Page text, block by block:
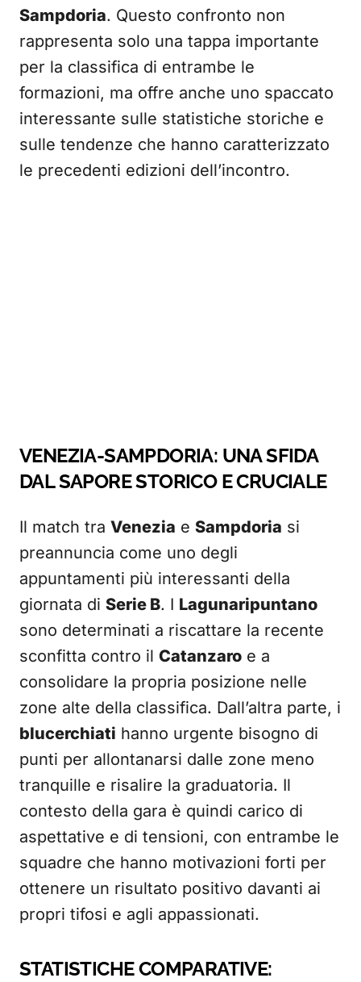
Sampdoria. Questo confronto non
rappresenta solo una tappa importante
per la classifica di entrambe le
formazioni, ma offre anche uno spaccato
interessante sulle statistiche storiche e
sulle tendenze che hanno caratterizzato
le precedenti edizioni dell’incontro.
VENEZIA-SAMPDORIA: UNA SFIDA
DAL SAPORE STORICO E CRUCIALE
Il match tra Venezia e Sampdoria si
preannuncia come uno degli
appuntamenti più interessanti della
giornata di Serie B. I Lagunaripuntano
sono determinati a riscattare la recente
sconfitta contro il Catanzaro e a
consolidare la propria posizione nelle
zone alte della classifica. Dall’altra parte, i
blucerchiati hanno urgente bisogno di
punti per allontanarsi dalle zone meno
tranquille e risalire la graduatoria. Il
contesto della gara è quindi carico di
aspettative e di tensioni, con entrambe le
squadre che hanno motivazioni forti per
ottenere un risultato positivo davanti ai
propri tifosi e agli appassionati.
STATISTICHE COMPARATIVE: